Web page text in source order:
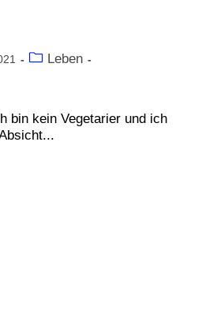
Leben
bin kein Vegetarier und ich